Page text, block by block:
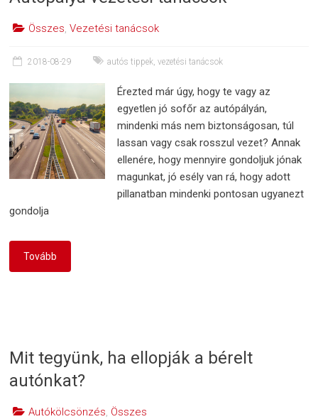
Összes,Vezetési tanácsok
2018-08-29 autós tippek,vezetési tanácsok
Érezted már úgy, hogy te vagy az
egyetlen jó sofőr az autópályán,
mindenki más nem biztonságosan, túl
lassan vagy csak rosszul vezet? Annak
ellenére, hogy mennyire gondoljuk jónak
magunkat, jó esély van rá, hogy adott
pillanatban mindenki pontosan ugyanezt
gondolja
Tovább
Mit tegyünk, ha ellopják a bérelt
autónkat?
Autókölcsönzés, Összes